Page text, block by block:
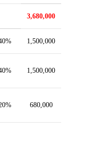
3,680,000
1,500,000
1,500,000
680,000